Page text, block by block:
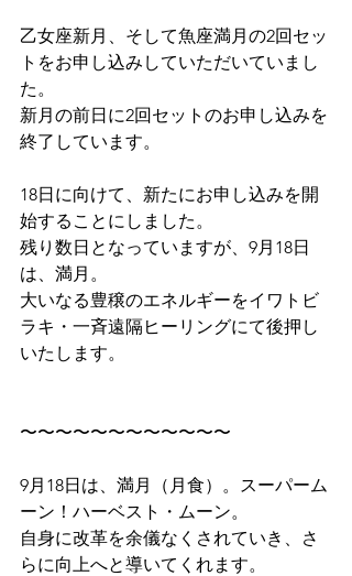
乙女座新月、そして魚座満月の2回セッ
トをお申し込みしていただいていまし
た。
新月の前日に2回セットのお申し込みを
終了しています。
18日に向けて、新たにお申し込みを開
始することにしました。
残り数日となっていますが、9月18日
は、満月。
大いなる豊穣のエネルギーをイワトビ
ラキ・一斉遠隔ヒーリングにて後押し
いたします。
〜〜〜〜〜〜〜〜〜〜〜〜
9月18日は、満月（月食）。スーパーム
ーン！ハーベスト・ムーン。
自身に改革を余儀なくされていき、さ
らに向上へと導いてくれます。